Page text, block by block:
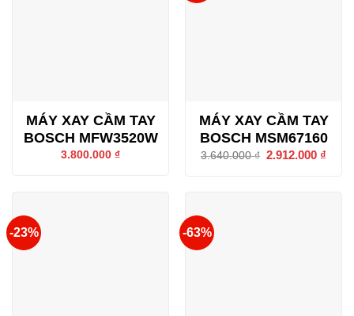
MÁY XAY CẦM TAY
BOSCH MFW3520W
3.800.000 ₫
MÁY XAY CẦM TAY
BOSCH MSM67160
3.640.000₫ Giá
2.912.000 ₫
-23% -63%